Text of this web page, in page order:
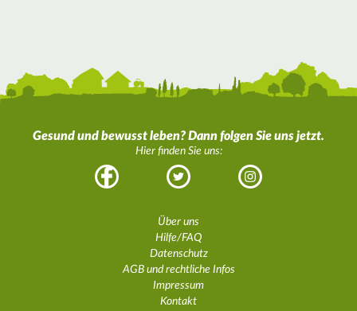
Gesund und bewusst leben? Dann folgen Sie uns jetzt.
Hier finden Sie uns:
Facebook Twitter Instagram
Über uns
Hilfe/FAQ
Datenschutz
AGB und rechtliche Infos
Impressum
Kontakt